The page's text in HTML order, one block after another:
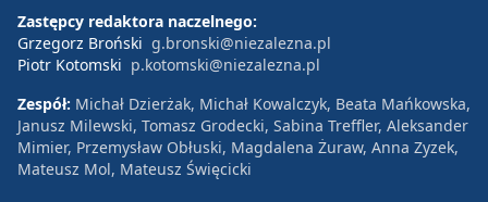
Zastępcy redaktora naczelnego:
Grzegorz Broński g.bronski@niezalezna.pl
Piotr Kotomski p.kotomski@niezalezna.pl
Zespół: Michał Dzierżak, Michał Kowalczyk, Beata Mańkowska,
Janusz Milewski, Tomasz Grodecki, Sabina Treffler, Aleksander
Mimier, Przemysław Obłuski, Magdalena Żuraw, Anna Zyzek,
Mateusz Mol, Mateusz Święcicki